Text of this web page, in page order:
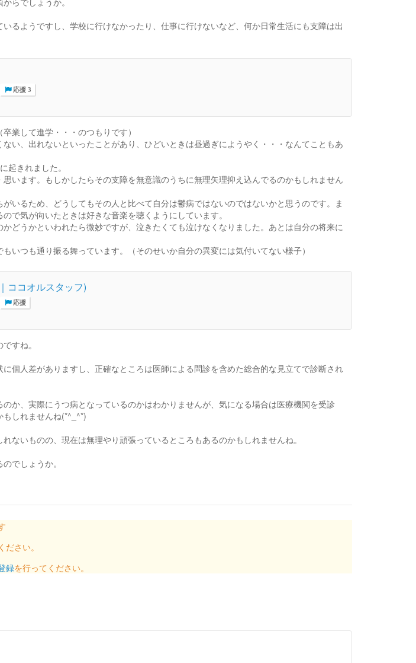
るようですし、学校に行けなかったり、仕事に行けないなど、何か日常生活にも支障は出
応援 3
業して進学・・・のつもりです）
い、出れないといったことがあり、ひどいときは昼過ぎにようやく・・・なんてこともあ
起きれました。
います。もしかしたらその支障を無意識のうちに無理矢理抑え込んでるのかもしれません
いるため、どうしてもその人と比べて自分は鬱病ではないのではないかと思うのです。ま
で気が向いたときは好きな音楽を聴くようにしています。
どうかといわれたら微妙ですが、泣きたくても泣けなくなりました。あとは自分の将来に
いつも通り振る舞っています。（そのせいか自分の異変には気付いてない様子）
ココオルスタッフ)
応援
すね。
個人差がありますし、正確なところは医師による問診を含めた総合的な見立てで診断され
か、実際にうつ病となっているのかはわかりませんが、気になる場合は医療機関を受診
もしれませんね(*^_^*)
ないものの、現在は無理やり頑張っているところもあるのかもしれませんね。
でしょうか。
ださい。
録を行ってください。